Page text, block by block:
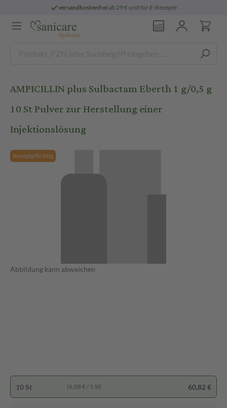
versandkostenfreiab 29 € und für E-Rezepte
AMPICILLIN plus Sulbactam Eberth 1 g/0,5 g
10 St Pulver zur Herstellung einer
Injektionslösung
Rezeptpflichtig
Abbildung kann abweichen
10 St (6,08 € / 1 St) 60,82 €